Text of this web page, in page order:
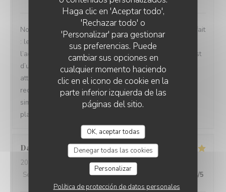
Haga clic en 'Aceptar todo',
'Rechazar todo' o
'Personalizar' para gestionar
sus preferencias. Puede
cambiar sus opciones en
cualquier momento haciendo
clic en el icono de cookie en la
parte inferior izquierda de las
páginas del sitio.
OK, aceptar todas
Denegar todas las cookies
Personalizar
Política de protección de datos personales
Nous avons passé un excellent moment ! Tout était parfait
: les repas étaient délicieux, le service irréprochable, et
l’accueil d’une chaleur exceptionnelle. Toute l’équipe est
d’une grande gentillesse, avec de nombreuses petites
attentions qui font vraiment la différence. Nous
recommandons cet établissement à 100 % ! C’est tout
simplement topissime. Nous reviendrons avec grand
plaisir !
David
2026-08-04
- 12:30 - Invitados 5
Servicio
Ambiente:5/5 Menú:5/5 4/5